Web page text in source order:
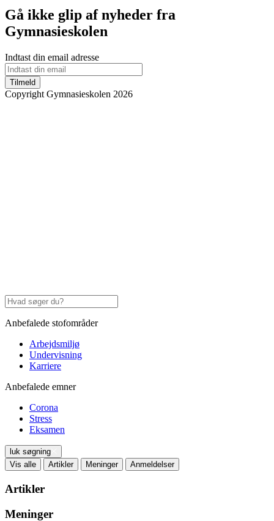
Gå ikke glip af nyheder fra
Gymnasieskolen
Indtast din email adresse
Tilmeld
Copyright Gymnasieskolen 2026
Anbefalede stofområder
Arbejdsmiljø
Undervisning
Karriere
Anbefalede emner
Corona
Stress
Eksamen
luk søgning
Vis alle
Artikler Meninger Anmeldelser
Artikler
Meninger